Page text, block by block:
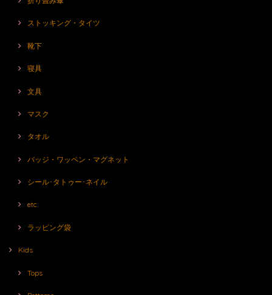
ストッキング・タイツ
靴下
寝具
文具
マスク
タオル
バッジ・ワッペン・マグネット
シール･タトゥー･ネイル
etc.
ラッピング袋
Kids
Tops